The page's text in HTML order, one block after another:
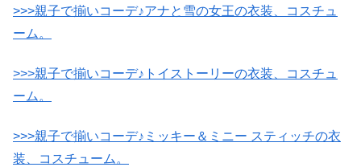
>>>親子で揃いコーデ♪アナと雪の女王の衣装、コスチュ
ーム。
>>>親子で揃いコーデ♪トイストーリーの衣装、コスチュ
ーム。
>>>親子で揃いコーデ♪ミッキー＆ミニー スティッチの衣
装、コスチューム。